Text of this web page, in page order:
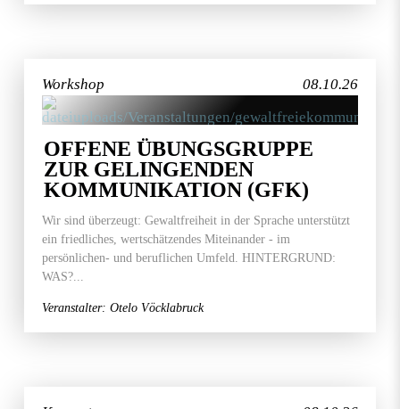
08.10.26
Workshop
OFFENE ÜBUNGSGRUPPE
ZUR GELINGENDEN
KOMMUNIKATION (GFK)
Wir sind überzeugt: Gewaltfreiheit in der Sprache unterstützt
ein friedliches, wertschätzendes Miteinander - im
persönlichen- und beruflichen Umfeld. HINTERGRUND:
WAS?...
Veranstalter: Otelo Vöcklabruck